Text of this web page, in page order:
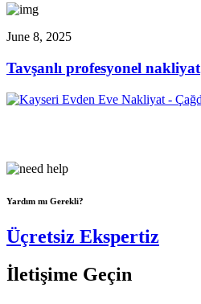
June 8, 2025
Tavşanlı profesyonel nakliyat
Yardım mı Gerekli?
Üçretsiz Ekspertiz
İletişime Geçin